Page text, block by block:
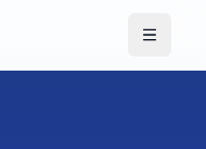
메뉴 전